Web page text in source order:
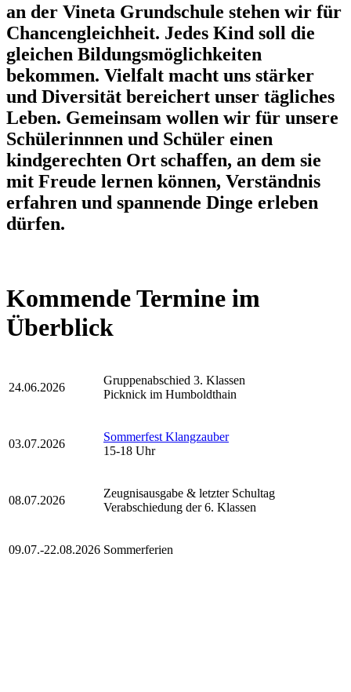
an der Vineta Grundschule stehen wir für
Chancengleichheit. Jedes Kind soll die
gleichen Bildungsmöglichkeiten
bekommen. Vielfalt macht uns stärker
und Diversität bereichert unser tägliches
Leben. Gemeinsam wollen wir für unsere
Schülerinnnen und Schüler einen
kindgerechten Ort schaffen, an dem sie
mit Freude lernen können, Verständnis
erfahren und spannende Dinge erleben
dürfen.
Kommende Termine im
Überblick
24.06.2026
Gruppenabschied 3. Klassen
Picknick im Humboldthain
03.07.2026
Sommerfest Klangzauber
15-18 Uhr
08.07.2026
Zeugnisausgabe & letzter Schultag
Verabschiedung der 6. Klassen
09.07.-22.08.2026 Sommerferien